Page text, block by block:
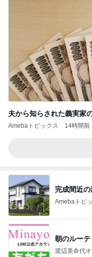
夫から知らされた義実家
Amebaトピックス 14時間前
完成間近
Amebaトピ
朝のルーテ
渡辺美奈代